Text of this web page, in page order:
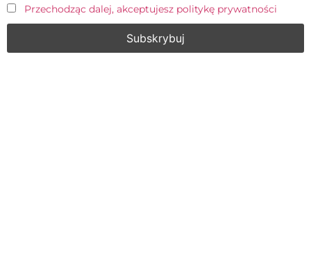
Przechodząc dalej, akceptujesz politykę prywatności